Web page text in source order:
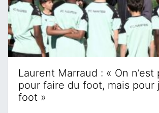
Laurent Marraud : « On n’est
pour faire du foot, mais pour
foot »